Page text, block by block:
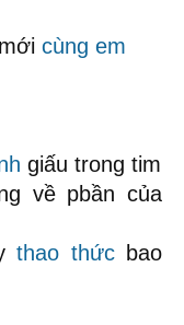
cùng em
giấu trong tim
về pbần của
thao thứcbao